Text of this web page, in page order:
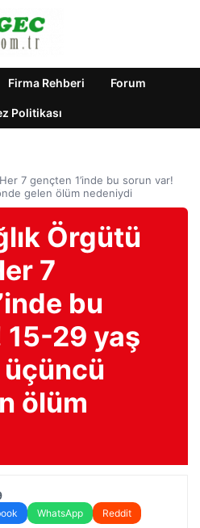
Firma Rehberi Forum
Politikası
7 gençten 1’inde bu sorun var!
gelen ölüm nedeniydi
Örgütü
7
bu
29 yaş
ölüm
WhatsApp
Reddit